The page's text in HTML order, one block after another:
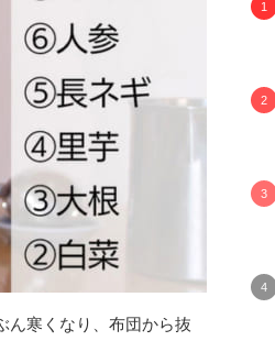
ん寒くなり、布団から抜